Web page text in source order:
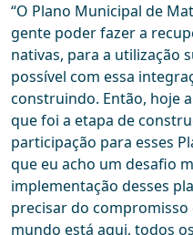
“O Plano Municipal de
gente poder fazer a
nativas, para a utilização
possível com essa
construindo. Então, hoje
que foi a etapa de
participação para esses
que eu acho um desafio
implementação desses
precisar do
mundo está aqui, todos